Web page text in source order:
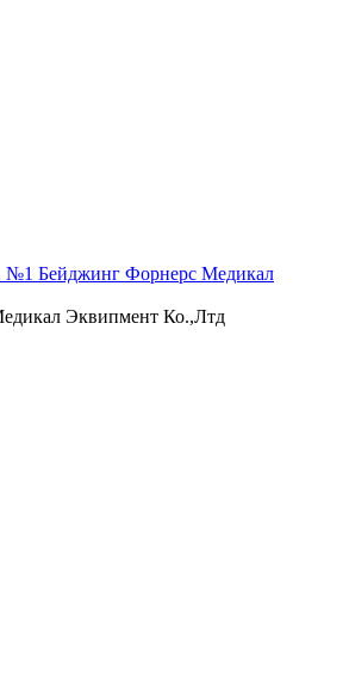
Бейджинг Форнерс Медикал
Эквипмент Ко.,Лтд